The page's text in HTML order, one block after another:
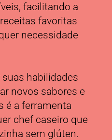
facilitando a
favoritas
necessidade
suas habilidades
novos sabores e
é a ferramenta
chef caseiro que
sem glúten.